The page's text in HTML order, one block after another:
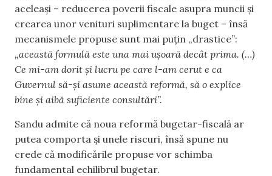
aceleași – reducerea poverii fiscale asupra muncii și
crearea unor venituri suplimentare la buget – însă
mecanismele propuse sunt mai puțin „drastice”:
„această formulă este una mai ușoară decât prima. (…)
Ce mi-am dorit și lucru pe care l-am cerut e ca
Guvernul să-și asume această reformă, să o explice
bine și aibă suficiente consultări”.
Sandu admite că noua reformă bugetar-fiscală ar
putea comporta și unele riscuri, însă spune nu
crede că modificările propuse vor schimba
fundamental echilibrul bugetar.